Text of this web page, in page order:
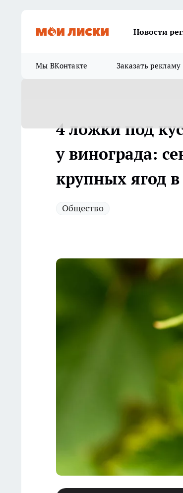
Новости
Мы ВКонтакте Заказать рекламу
4 ложки под
у винограда:
крупных ягод
Общество